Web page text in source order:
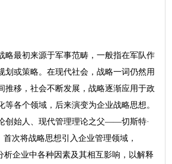
略最初来源于军事范畴，一般指在军队作
划或策略。在现代社会，战略一词仍然用
推移，社会不断发展，战略逐渐应用于政
等各个领域，后来演变为企业战略思想。
创始人、现代管理理论之父——切斯特·
首次将战略思想引入企业管理领域，
析企业中各种因素及其相互影响，以解释